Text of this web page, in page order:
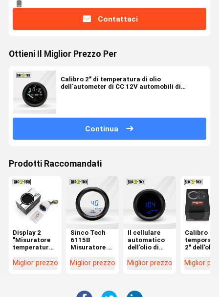
Contattaci
Ottieni Il Miglior Prezzo Per
Calibro 2" di temperatura di olio
dell'autometer di CC 12V automobili di
Continua
Prodotti Raccomandati
Display 2
"Misuratore
temperatura
Tech 6145T
Miglior prezzo
Sinco Tech
6115B
Misuratore di
dell'olio in
mobile
Miglior prezzo
Il cellulare
automatico
dell'olio di
6115 di Sinco
plastica del
Miglior prezzo
Calibro
2" dell'olio
autometer
Miglior